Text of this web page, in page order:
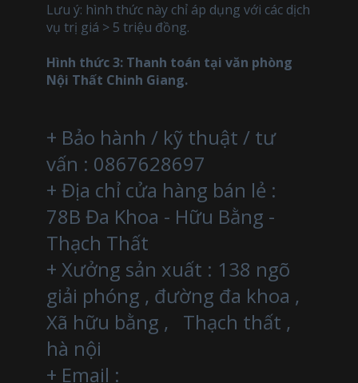
Lưu ý: hình thức này chỉ áp dụng với các dịch
vụ trị giá > 5 triệu đồng.
Hình thức 3: Thanh toán tại văn phòng
Nội Thất Chinh Giang.
+ Bảo hành / kỹ thuật / tư
vấn : 0867628697
+ Địa chỉ cửa hàng bán lẻ :
78B Đa Khoa - Hữu Bằng -
Thạch Thất
+ Xưởng sản xuất : 138 ngõ
giải phóng , đường đa khoa ,
Xã hữu bằng , Thạch thất ,
hà nội
+ Email :